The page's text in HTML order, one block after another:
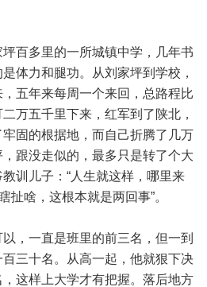
百多里的一所城镇中学，几年书
体力和腿功。从刘家坪到学校，
五年来每周一个来回，总路程比
万五千里下来，红军到了陕北，
固的根据地，而自己折腾了几万
跟没走似的，最多只是转了个大
训儿子：“人生就这样，哪里来
扯啥，这根本就是两回事”。
，一直是班里的前三名，但一到
百三十名。从高一起，他就狠下决
这样上大学才有把握。落后地方